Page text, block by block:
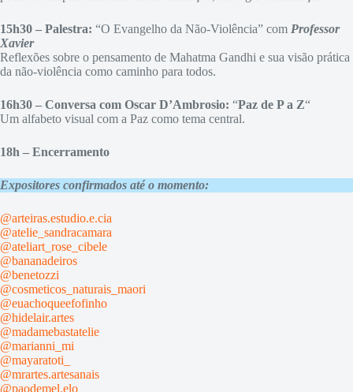
15h30 – Palestra: “O Evangelho da Não-Violência” com Professor
Xavier
Reflexões sobre o pensamento de Mahatma Gandhi e sua visão prática
da não-violência como caminho para todos.
16h30 – Conversa com Oscar D’Ambrosio: “Paz de P a Z“
Um alfabeto visual com a Paz como tema central.
18h – Encerramento
Expositores confirmados até o momento:
@arteiras.estudio.e.cia
@atelie_sandracamara
@ateliart_rose_cibele
@bananadeiros
@benetozzi
@cosmeticos_naturais_maori
@euachoqueefofinho
@hidelair.artes
@madamebastatelie
@marianni_mi
@mayaratoti_
@mrartes.artesanais
@paodemel.elo